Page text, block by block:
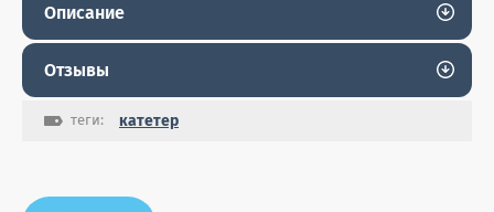
Описание
Отзывы
теги: катетер